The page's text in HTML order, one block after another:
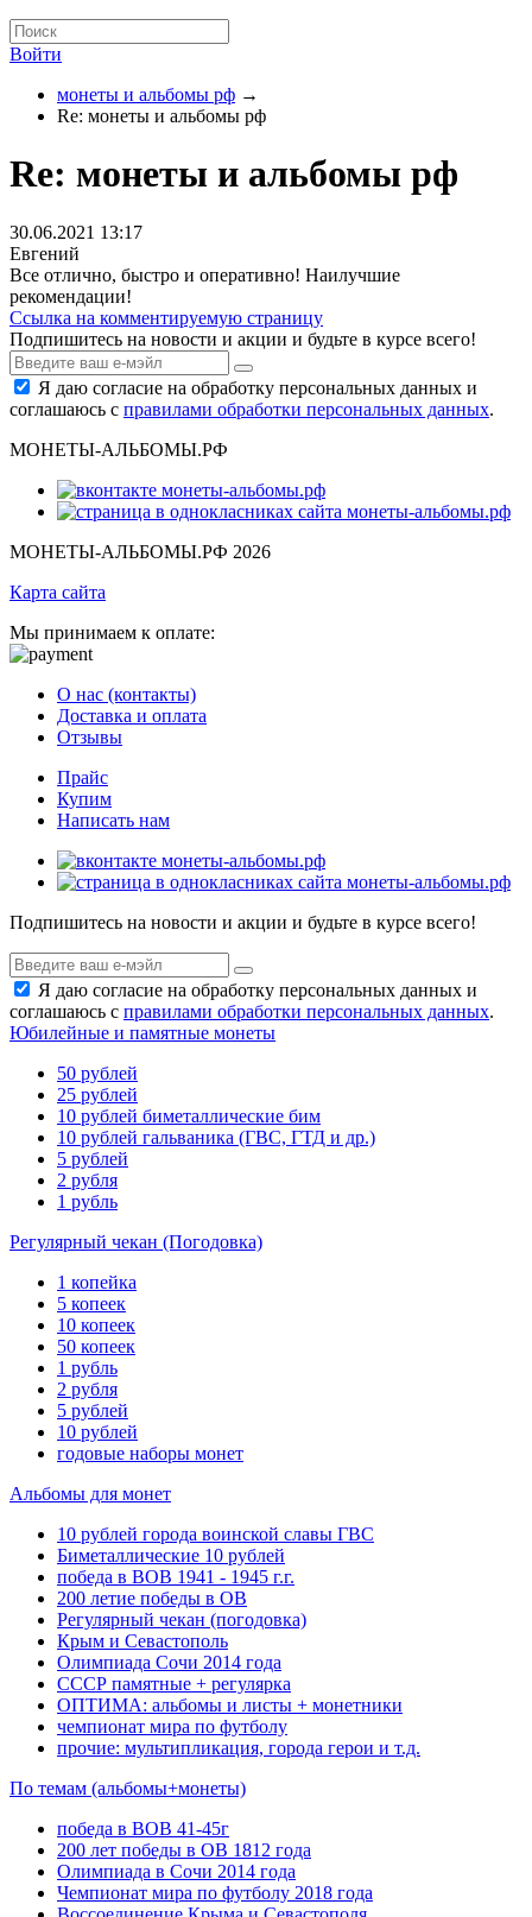
Войти
монеты и альбомы рф →
Re: монеты и альбомы рф
Re: монеты и альбомы рф
30.06.2021 13:17
Евгений
Все отлично, быстро и оперативно! Наилучшие
рекомендации!
Ссылка на комментируемую страницу
Подпишитесь на новости и акции и будьте в курсе всего!
Я даю согласие на обработку персональных данных и
соглашаюсь с правилами обработки персональных данных.
МОНЕТЫ-АЛЬБОМЫ.РФ
МОНЕТЫ-АЛЬБОМЫ.РФ 2026
Карта сайта
Мы принимаем к оплате:
О нас (контакты)
Доставка и оплата
Отзывы
Прайс
Купим
Написать нам
Подпишитесь на новости и акции и будьте в курсе всего!
Я даю согласие на обработку персональных данных и
соглашаюсь с правилами обработки персональных данных.
Юбилейные и памятные монеты
50 рублей
25 рублей
10 рублей биметаллические бим
10 рублей гальваника (ГВС, ГТД и др.)
5 рублей
2 рубля
1 рубль
Регулярный чекан (Погодовка)
1 копейка
5 копеек
10 копеек
50 копеек
1 рубль
2 рубля
5 рублей
10 рублей
годовые наборы монет
Альбомы для монет
10 рублей города воинской славы ГВС
Биметаллические 10 рублей
победа в ВОВ 1941 - 1945 г.г.
200 летие победы в ОВ
Регулярный чекан (погодовка)
Крым и Севастополь
Олимпиада Сочи 2014 года
СССР памятные + регулярка
ОПТИМА: альбомы и листы + монетники
чемпионат мира по футболу
прочие: мультипликация, города герои и т.д.
По темам (альбомы+монеты)
победа в ВОВ 41-45г
200 лет победы в ОВ 1812 года
Олимпиада в Сочи 2014 года
Чемпионат мира по футболу 2018 года